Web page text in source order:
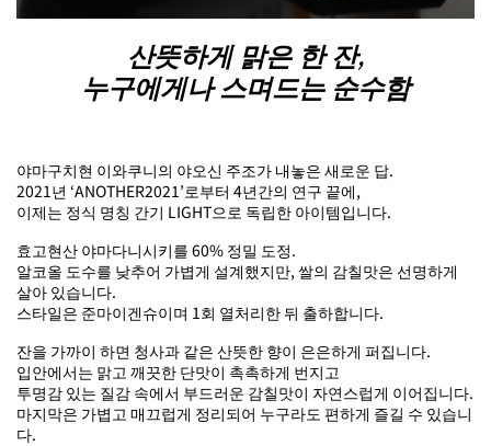
산뜻하게 맑은 한 잔,
누구에게나 스며드는 순수함
야마구치현 이와쿠니의 야오신 주조가 내놓은 새로운 답.
2021년 ‘ANOTHER2021’로부터 4년간의 연구 끝에,
이제는 정식 명칭 간기 LIGHT으로 독립한 아이템입니다.
효고현산 야마다니시키를 60% 정밀 도정.
알코올 도수를 낮추어 가볍게 설계했지만, 쌀의 감칠맛은 선명하게
살아 있습니다.
스타일은 준마이겐슈이며 1회 열처리한 뒤 출하합니다.
잔을 가까이 하면 청사과 같은 산뜻한 향이 은은하게 퍼집니다.
입안에서는 맑고 깨끗한 단맛이 촉촉하게 번지고
투명감 있는 질감 속에서 부드러운 감칠맛이 자연스럽게 이어집니다.
마지막은 가볍고 매끄럽게 정리되어 누구라도 편하게 즐길 수 있습니
다.